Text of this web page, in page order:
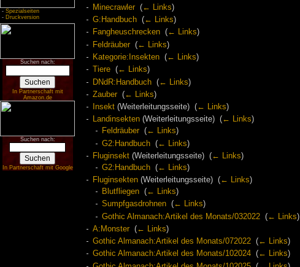
- Spezialseiten
- Druckversion
Suchen nach:
In Partnerschaft mit
Amazon.de
Suchen nach:
In Partnerschaft mit Google
Minecrawler‎ (← Links)
G:Handbuch‎ (← Links)
Fangheuschrecken‎ (← Links)
Feldräuber‎ (← Links)
Kategorie:Insekten‎ (← Links)
Tiere‎ (← Links)
DNdR:Handbuch‎ (← Links)
Zauber‎ (← Links)
Insekt(Weiterleitungsseite) ‎ (← Links)
Landinsekten(Weiterleitungsseite) ‎ (← Links)
Feldräuber‎ (← Links)
G2:Handbuch‎ (← Links)
Fluginsekt(Weiterleitungsseite) ‎ (← Links)
G2:Handbuch‎ (← Links)
Fluginsekten(Weiterleitungsseite) ‎ (← Links)
Blutfliegen‎ (← Links)
Sumpfgasdrohnen‎ (← Links)
Gothic Almanach:Artikel des Monats/032022‎ (← Links)
A:Monster‎ (← Links)
Gothic Almanach:Artikel des Monats/072022‎ (← Links)
Gothic Almanach:Artikel des Monats/102024‎ (← Links)